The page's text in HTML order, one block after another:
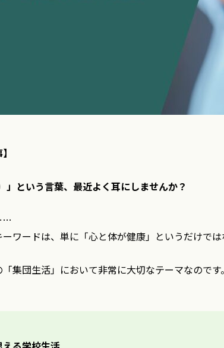
という言葉、最近よく耳にしませんか？
ワードは、単に「心と体が健康」というだけで
集団生活」において非常に大切なテーマなのです。